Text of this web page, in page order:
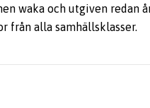
waka och utgiven redan
från alla samhällsklasser.